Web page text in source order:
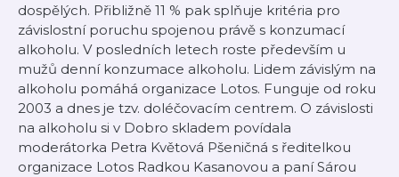
dospělých. Přibližně 11 % pak splňuje kritéria pro
závislostní poruchu spojenou právě s konzumací
alkoholu. V posledních letech roste především u
mužů denní konzumace alkoholu. Lidem závislým na
alkoholu pomáhá organizace Lotos. Funguje od roku
2003 a dnes je tzv. doléčovacím centrem. O závislosti
na alkoholu si v Dobro skladem povídala
moderátorka Petra Květová Pšeničná s ředitelkou
organizace Lotos Radkou Kasanovou a paní Sárou